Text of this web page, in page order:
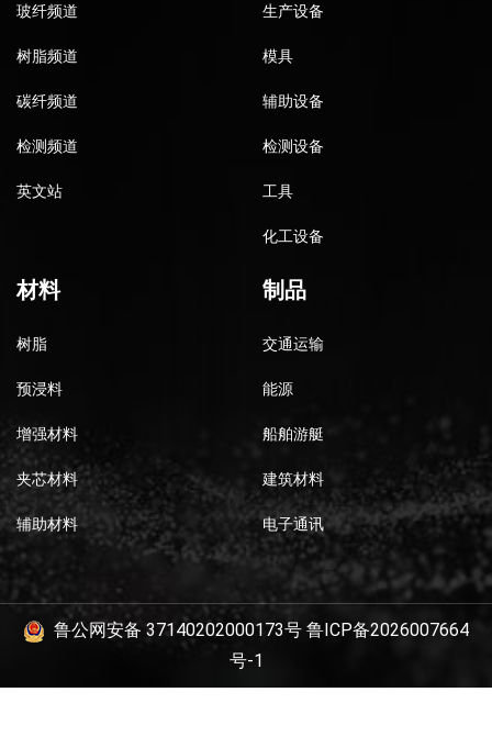
玻纤频道
树脂频道
碳纤频道
检测频道
英文站
生产设备
模具
辅助设备
检测设备
工具
化工设备
材料
树脂
预浸料
增强材料
夹芯材料
辅助材料
制品
交通运输
能源
船舶游艇
建筑材料
电子通讯
鲁公网安备 37140202000173号 鲁ICP备2026007664
号-1